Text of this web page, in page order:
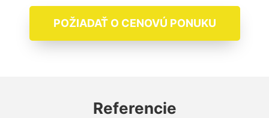
POŽIADAŤ O CENOVÚ PONUKU
Referencie